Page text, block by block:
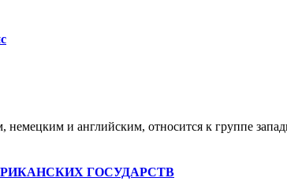
немецким и английским, относится к группе
ГОСУДАРСТВ